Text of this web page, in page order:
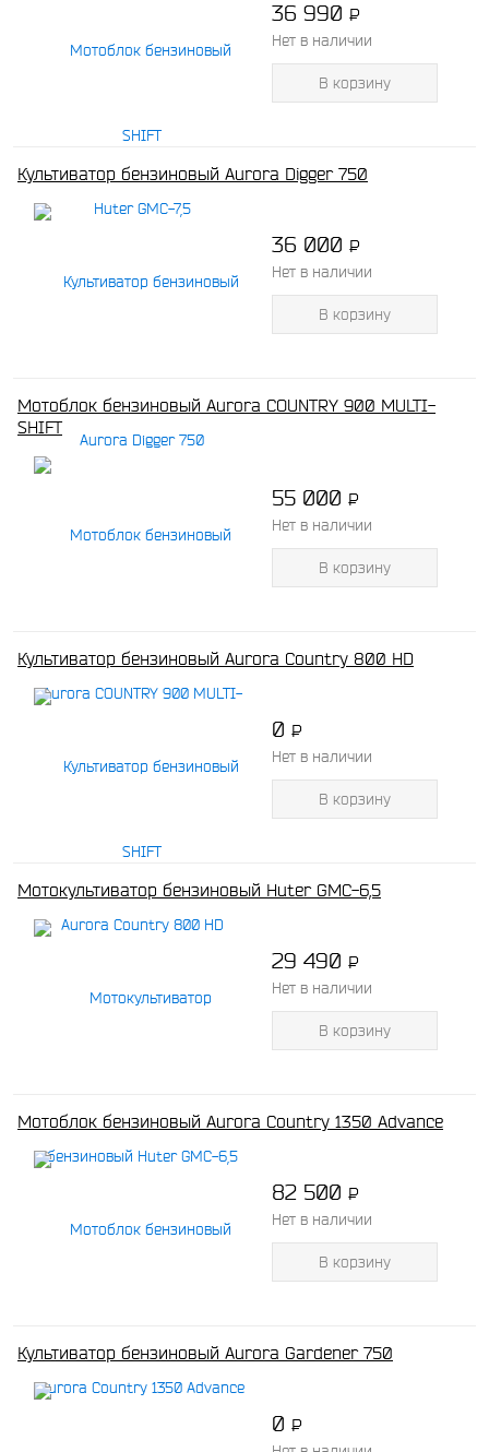
36 990 P
-
Нет в наличии
В корзину
Культиватор бензиновый Aurora Digger 750
36 000 P
-
Нет в наличии
В корзину
Мотоблок бензиновый Aurora COUNTRY 900 MULTI-
SHIFT
55 000 P
-
Нет в наличии
В корзину
Культиватор бензиновый Aurora Country 800 HD
0 P
-
Нет в наличии
В корзину
Мотокультиватор бензиновый Huter GMC-6,5
29 490 P
-
Нет в наличии
В корзину
Мотоблок бензиновый Aurora Country 1350 Advance
82 500 P
-
Нет в наличии
В корзину
Культиватор бензиновый Aurora Gardener 750
0 P
-